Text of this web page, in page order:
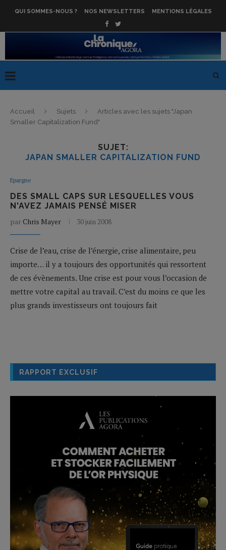
QUI SOMMES-NOUS ? NOS NEWSLETTERS MENTIONS LÉGALES
Accueil Sujets
Articles avec les sujets "Japan
Smaller Capitalization Fund"
SUJET:
JAPAN SMALLER CAPITALIZATION FUND
Epargne
DES SMALL CAPS SUR LESQUELLES VOUS
N'AVEZ JAMAIS PENSÉ MISER
parChris Mayer 30 juin 2008
Crise de l’eau, crise de l’énergie, crise alimentaire, peu
importe… il y a toujours des opportunités qui ressortent
de ces évènements. Une crise est pour vous l’occasion de
mettre votre capital au travail. C’est du moins ce que les
plus grands investisseurs ont toujours fait
RAPPORT EXCLUSIF